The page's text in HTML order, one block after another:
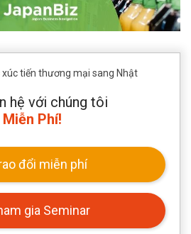
tiến thương mại sang Nhật
hệ với chúng tôi
Miễn Phí!
đổi miễn phí
gia Seminar